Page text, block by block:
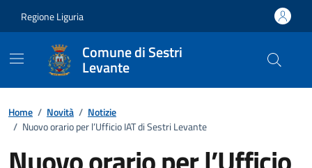
Regione Liguria
Comune di Sestri
Levante
Home / Novità / Notizie
/ Nuovo orario per l’Ufficio IAT di Sestri Levante